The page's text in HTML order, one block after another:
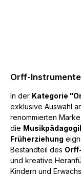
Orff-
In der Kategorie
exklusive Auswahl
renommierten Marke
die
Früherziehung
Bestandteil des
und kreative
Kindern und